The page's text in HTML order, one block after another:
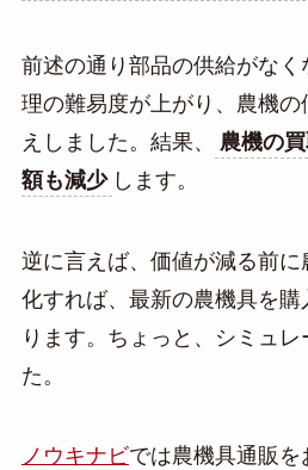
前述の通り部品の供給がな
理の難易度が上がり、農機
えしました。結果、
農機の
額も減少 します。
逆に言えば、価値が減る前
化すれば、最新の農機具を購
ります。ちょっと、シミュ
た。
ノウキナビでは農機具通販を